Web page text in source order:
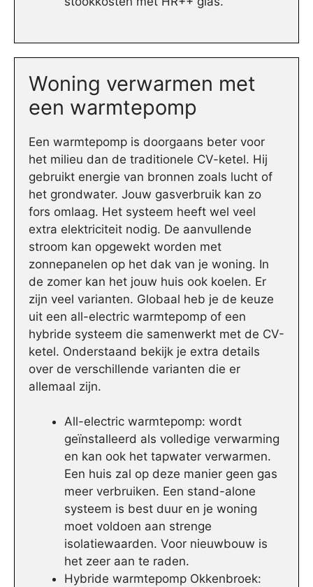
Woning verwarmen met
een warmtepomp
Een warmtepomp is doorgaans beter voor
het milieu dan de traditionele CV-ketel. Hij
gebruikt energie van bronnen zoals lucht of
het grondwater. Jouw gasverbruik kan zo
fors omlaag. Het systeem heeft wel veel
extra elektriciteit nodig. De aanvullende
stroom kan opgewekt worden met
zonnepanelen op het dak van je woning. In
de zomer kan het jouw huis ook koelen. Er
zijn veel varianten. Globaal heb je de keuze
uit een all-electric warmtepomp of een
hybride systeem die samenwerkt met de CV-
ketel. Onderstaand bekijk je extra details
over de verschillende varianten die er
allemaal zijn.
All-electric warmtepomp: wordt
geïnstalleerd als volledige verwarming
en kan ook het tapwater verwarmen.
Een huis zal op deze manier geen gas
meer verbruiken. Een stand-alone
systeem is best duur en je woning
moet voldoen aan strenge
isolatiewaarden. Voor nieuwbouw is
het zeer aan te raden.
Hybride warmtepomp Okkenbroek: